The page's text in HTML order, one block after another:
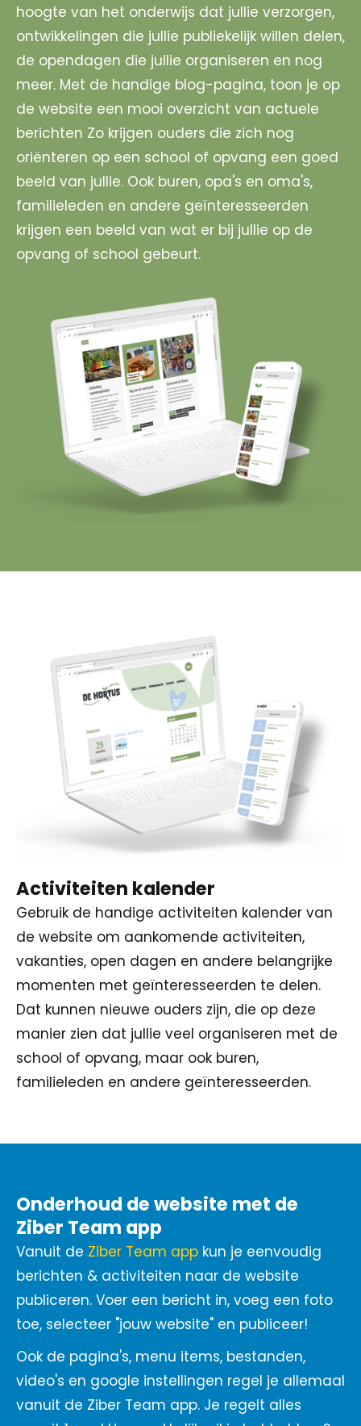
hoogte van het onderwijs dat jullie verzorgen,
ontwikkelingen die jullie publiekelijk willen delen,
de opendagen die jullie organiseren en nog
meer. Met de handige blog-pagina, toon je op
de website een mooi overzicht van actuele
berichten Zo krijgen ouders die zich nog
oriënteren op een school of opvang een goed
beeld van jullie. Ook buren, opa's en oma's,
familieleden en andere geïnteresseerden
krijgen een beeld van wat er bij jullie op de
opvang of school gebeurt.
Activiteiten kalender
Gebruik de handige activiteiten kalender van
de website om aankomende activiteiten,
vakanties, open dagen en andere belangrijke
momenten met geïnteresseerden te delen.
Dat kunnen nieuwe ouders zijn, die op deze
manier zien dat jullie veel organiseren met de
school of opvang, maar ook buren,
familieleden en andere geïnteresseerden.
Onderhoud de website met de
Ziber Team app
Vanuit de Ziber Team app kun je eenvoudig
berichten & activiteiten naar de website
publiceren. Voer een bericht in, voeg een foto
toe, selecteer "jouw website" en publiceer!
Ook de pagina's, menu items, bestanden,
video's en google instellingen regel je allemaal
vanuit de Ziber Team app. Je regelt alles